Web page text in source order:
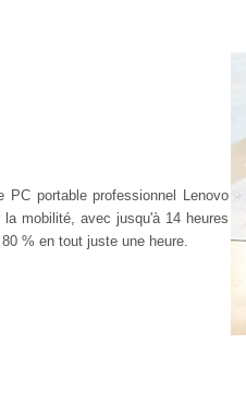
portable professionnel Lenovo
mobilité, avec jusqu'à 14 heures
% en tout juste une heure.